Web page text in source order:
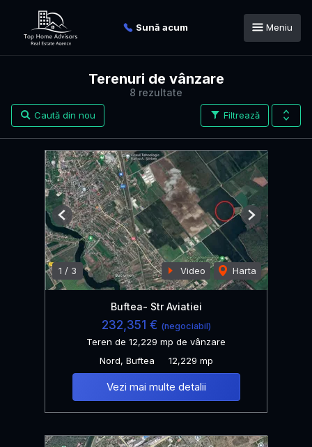
Sună acum Meniu
8 rezultate
Terenuri de vânzare
Filtrează
Caută din nou
1 / 3 Video Harta
Previous Next
Buftea- Str Aviatiei
232,351 € (negociabil)
Teren de 12,229 mp de vânzare
Nord, Buftea
12,229 mp
Vezi mai multe detalii